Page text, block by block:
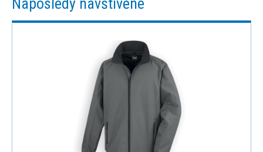
Naposledy navštívené